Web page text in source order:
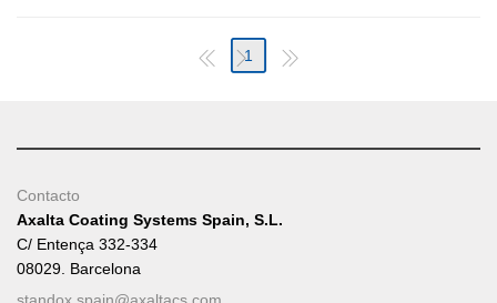
1
Contacto
Axalta Coating Systems Spain, S.L.
C/ Entença 332-334
08029. Barcelona